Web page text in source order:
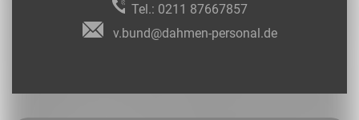
Tel.: 0211 87667857
v.bund@dahmen-personal.de